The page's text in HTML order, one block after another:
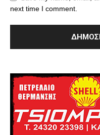
next time I comment.